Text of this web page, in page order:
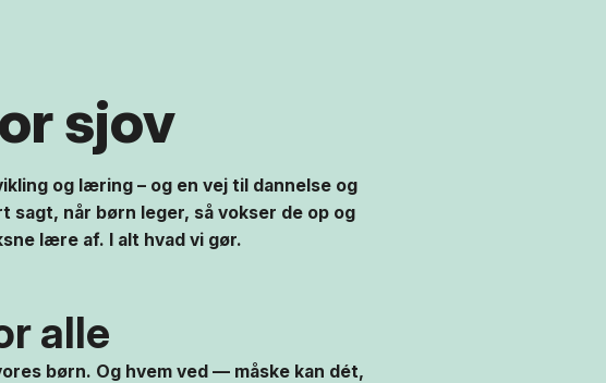
sjov
og læring – og en vej til dannelse og
sagt, når børn leger, så vokser de op og
lære af. I alt hvad vi gør.
alle
børn. Og hvem ved — måske kan dét,